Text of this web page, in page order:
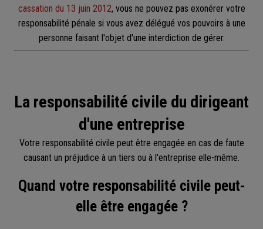
cassation du 13 juin 2012, vous ne pouvez pas exonérer votre
responsabilité pénale si vous avez délégué vos pouvoirs à une
personne faisant l'objet d'une interdiction de gérer.
La responsabilité civile du dirigeant
d'une entreprise
Votre responsabilité civile peut être engagée en cas de faute
causant un préjudice à un tiers ou à l'entreprise elle-même.
Quand votre responsabilité civile peut-
elle être engagée ?